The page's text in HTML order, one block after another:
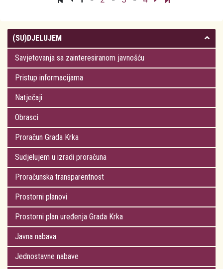
(SU)DJELUJEM
Savjetovanja sa zainteresiranom javnošću
Pristup informacijama
Natječaji
Obrasci
Proračun Grada Krka
Sudjelujem u izradi proračuna
Proračunska transparentnost
Prostorni planovi
Prostorni plan uređenja Grada Krka
Javna nabava
Jednostavne nabave